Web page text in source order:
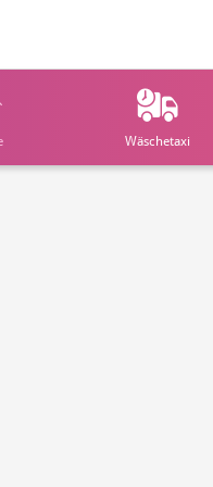
Wäschetaxi